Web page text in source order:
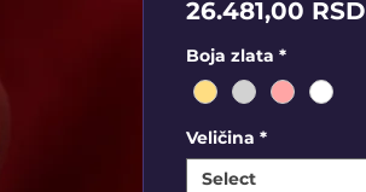
26.481,00 RSD
Boja zlata *
Veličina *
Select